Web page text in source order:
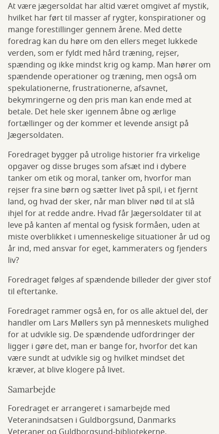
At være jægersoldat har altid været omgivet af mystik,
hvilket har ført til masser af rygter, konspirationer og
mange forestillinger gennem årene. Med dette
foredrag kan du høre om den ellers meget lukkede
verden, som er fyldt med hård træning, rejser,
spænding og ikke mindst krig og kamp. Man hører om
spændende operationer og træning, men også om
spekulationerne, frustrationerne, afsavnet,
bekymringerne og den pris man kan ende med at
betale. Det hele sker igennem åbne og ærlige
fortællinger og der kommer et levende ansigt på
Jægersoldaten.
Foredraget bygger på utrolige historier fra virkelige
opgaver og disse bruges som afsæt ind i dybere
tanker om etik og moral, tanker om, hvorfor man
rejser fra sine børn og sætter livet på spil, i et fjernt
land, og hvad der sker, når man bliver nød til at slå
ihjel for at redde andre. Hvad får Jægersoldater til at
leve på kanten af mental og fysisk formåen, uden at
miste overblikket i umenneskelige situationer år ud og
år ind, med ansvar for eget, kammeraters og fjenders
liv?
Foredraget følges af spændende billeder der giver stof
til eftertanke.
Foredraget rammer også en, for os alle aktuel del, der
handler om Lars Møllers syn på menneskets mulighed
for at udvikle sig. De spændende udfordringer der
ligger i gøre det, man er bange for, hvorfor det kan
være sundt at udvikle sig og hvilket mindset det
kræver, at blive klogere på livet.
Samarbejde
Foredraget er arrangeret i samarbejde med
Veteranindsatsen i Guldborgsund, Danmarks